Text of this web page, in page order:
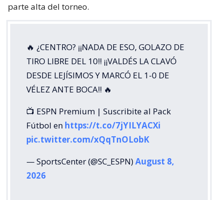
parte alta del torneo.
🔥 ¿CENTRO? ¡¡NADA DE ESO, GOLAZO DE
TIRO LIBRE DEL 10!! ¡¡VALDÉS LA CLAVÓ
DESDE LEJÍSIMOS Y MARCÓ EL 1-0 DE
VÉLEZ ANTE BOCA!! 🔥
📺 ESPN Premium | Suscribite al Pack
Fútbol en https://t.co/7jYILYACXi
pic.twitter.com/xQqTnOLobK
— SportsCenter (@SC_ESPN)August 8,
2026